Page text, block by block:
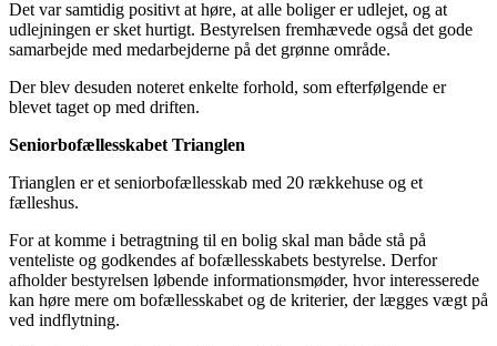
Det var samtidig positivt at høre, at alle boliger er udlejet, og at
udlejningen er sket hurtigt. Bestyrelsen fremhævede også det gode
samarbejde med medarbejderne på det grønne område.
Der blev desuden noteret enkelte forhold, som efterfølgende er
blevet taget op med driften.
Seniorbofællesskabet Trianglen
Trianglen er et seniorbofællesskab med 20 rækkehuse og et
fælleshus.
For at komme i betragtning til en bolig skal man både stå på
venteliste og godkendes af bofællesskabets bestyrelse. Derfor
afholder bestyrelsen løbende informationsmøder, hvor interesserede
kan høre mere om bofællesskabet og de kriterier, der lægges vægt på
ved indflytning.